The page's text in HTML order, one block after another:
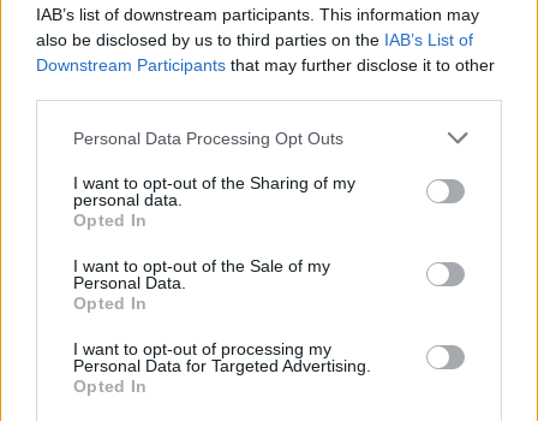
IAB’s list of downstream participants. This information may
also be disclosed by us to third parties on the IAB’s List of
Downstream Participants that may further disclose it to other
Personal Data Processing Opt Outs
I want to opt-out of the Sharing of my
personal data.
Opted In
I want to opt-out of the Sale of my
Personal Data.
Opted In
I want to opt-out of processing my
Personal Data for Targeted Advertising.
Opted In